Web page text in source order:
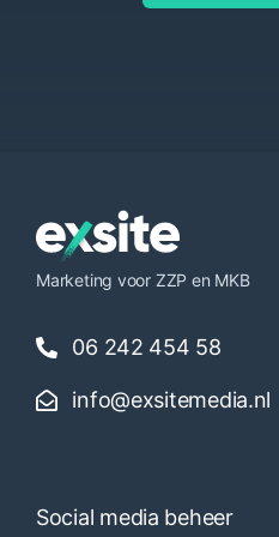
Marketing voor ZZP en MKB
06 242 454 58
info@exsitemedia.nl
Social media beheer